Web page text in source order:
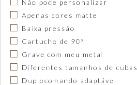
Não pode personalizar
Apenas cores matte
Baixa pressão
Cartucho de 90º
Grave com meu metal
Diferentes tamanhos de cubas
Duplocomando adaptável